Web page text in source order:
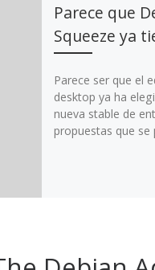
Parece que
Squeeze ya
Parece ser que el
desktop ya ha
nueva stable de
propuestas que